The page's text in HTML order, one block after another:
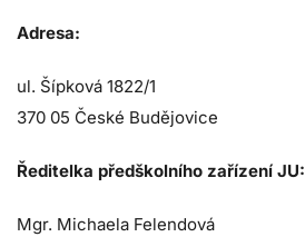
Adresa:
ul. Šípková 1822/1
370 05 České Budějovice
Ředitelka předškolního zařízení JU:
Mgr. Michaela Felendová